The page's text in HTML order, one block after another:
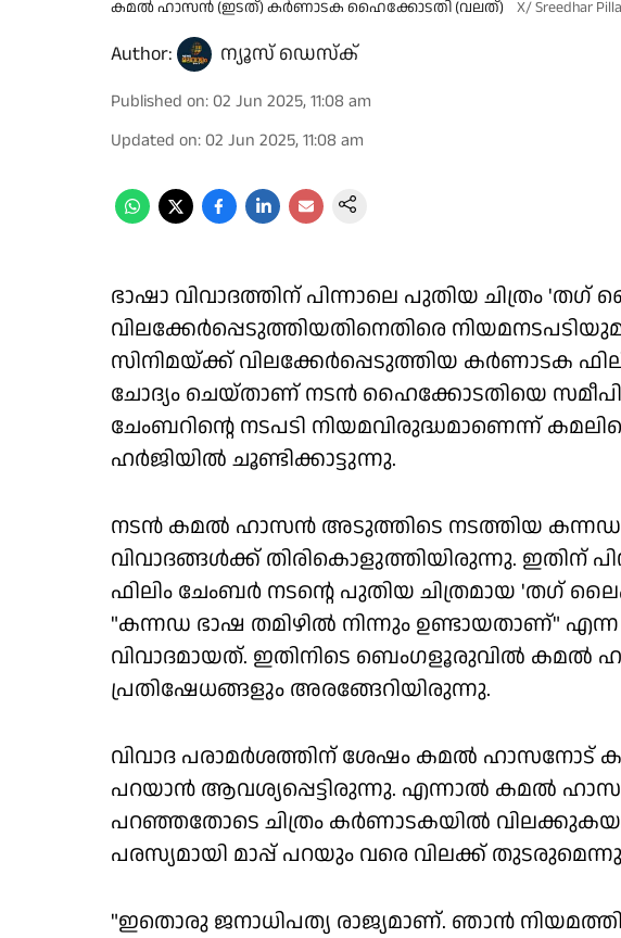
കമൽ ഹാസൻ (ഇടത്) കർണാടക ഹൈക്കോടതി (വലത്) X/ Sreedhar
Author: ന്യൂസ് ഡെസ്ക്
Published on: 02 Jun 2025, 11:08 am
Updated on: 02 Jun 2025, 11:08 am
ഭാഷാ വിവാദത്തിന് പിന്നാലെ പുതിയ ചിത്രം
വിലക്കേർപ്പെടുത്തിയതിനെതിരെ
സിനിമയ്ക്ക് വിലക്കേർപ്പെടുത്തിയ കർണാടക
ചോദ്യം ചെയ്താണ് നടൻ ഹൈക്കോടതിയെ
ചേംബറിൻ്റെ നടപടി നിയമവിരുദ്ധമാണെന്ന്
ഹർജിയിൽ ചൂണ്ടിക്കാട്ടുന്നു.
നടന്‍ കമല്‍ ഹാസന്‍ അടുത്തിടെ നടത്തിയ കന്നഡ
വിവാദങ്ങള്‍ക്ക് തിരികൊളുത്തിയിരുന്നു. ഇതിന്
ഫിലിം ചേംബര്‍ നടൻ്റെ പുതിയ ചിത്രമായ 'തഗ്
"കന്നഡ ഭാഷ തമിഴില്‍ നിന്നും ഉണ്ടായതാണ്"
വിവാദമായത്. ഇതിനിടെ ബെംഗളൂരുവില്‍ കമല്‍
പ്രതിഷേധങ്ങളും അരങ്ങേറിയിരുന്നു.
വിവാദ പരാമര്‍ശത്തിന് ശേഷം കമല്‍ ഹാസനോട്
പറയാന്‍ ആവശ്യപ്പെട്ടിരുന്നു. എന്നാല്‍ കമല്‍ ഹാസന്‍
പറഞ്ഞതോടെ ചിത്രം കര്‍ണാടകയില്‍
പരസ്യമായി മാപ്പ് പറയും വരെ വിലക്ക്
"ഇതൊരു ജനാധിപത്യ രാജ്യമാണ്. ഞാന്‍